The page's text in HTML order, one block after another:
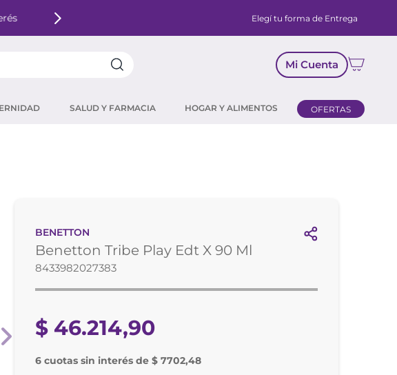
Elegí tu forma de Entrega
Mi Cuenta
SALUD Y FARMACIA HOGAR Y ALIMENTOS OFERTAS
BENETTON
Benetton Tribe Play Edt X 90 Ml
8433982027383
$ 46.214,90
6 cuotas sin interés de $ 7702,48